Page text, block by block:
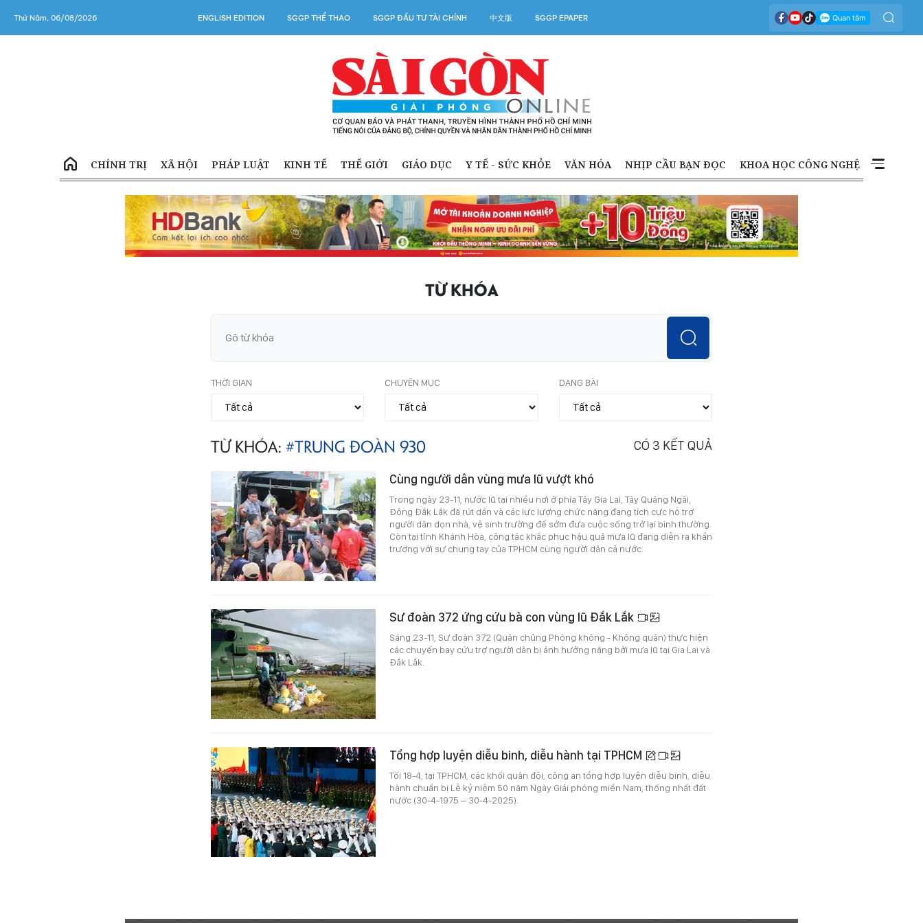
Thứ Năm, 06/08/2026 ENGLISH EDITION SGGP THỂ THAO SGGP ĐẦU TƯ TÀI CHÍNH 中文版 SGGP EPAPER
CHÍNH TRỊ XÃ HỘI PHÁP LUẬT KINH TẾ THẾ GIỚI GIÁO DỤC Y TẾ - SỨC KHỎE VĂN HÓA NHỊP CẦU BẠN ĐỌC KHOA HỌC CÔNG NGHỆ
TỪ KHÓA
THỜI GIAN CHUYÊN MỤC DẠNG BÀI
TỪ KHÓA: #TRUNG ĐOÀN 930 CÓ 3 KẾT QUẢ
Cùng người dân vùng mưa lũ vượt khó
Trong ngày 23-11, nước lũ tại nhiều nơi ở phía Tây Gia Lai, Tây Quảng Ngãi,
Đông Đắk Lắk đã rút dần và các lực lượng chức năng đang tích cực hỗ trợ
người dân dọn nhà, vệ sinh trường để sớm đưa cuộc sống trở lại bình thường.
Còn tại tỉnh Khánh Hòa, công tác khắc phục hậu quả mưa lũ đang diễn ra khẩn
trương với sự chung tay của TPHCM cùng người dân cả nước.
Sư đoàn 372 ứng cứu bà con vùng lũ Đắk Lắk
Sáng 23-11, Sư đoàn 372 (Quân chủng Phòng không - Không quân) thực hiện
các chuyến bay cứu trợ người dân bị ảnh hưởng nặng bởi mưa lũ tại Gia Lai và
Đắk Lắk.
Tổng hợp luyện diễu binh, diễu hành tại TPHCM
Tối 18-4, tại TPHCM, các khối quân đội, công an tổng hợp luyện diễu binh, diễu
hành chuẩn bị Lễ kỷ niệm 50 năm Ngày Giải phóng miền Nam, thống nhất đất
nước (30-4-1975 – 30-4-2025).